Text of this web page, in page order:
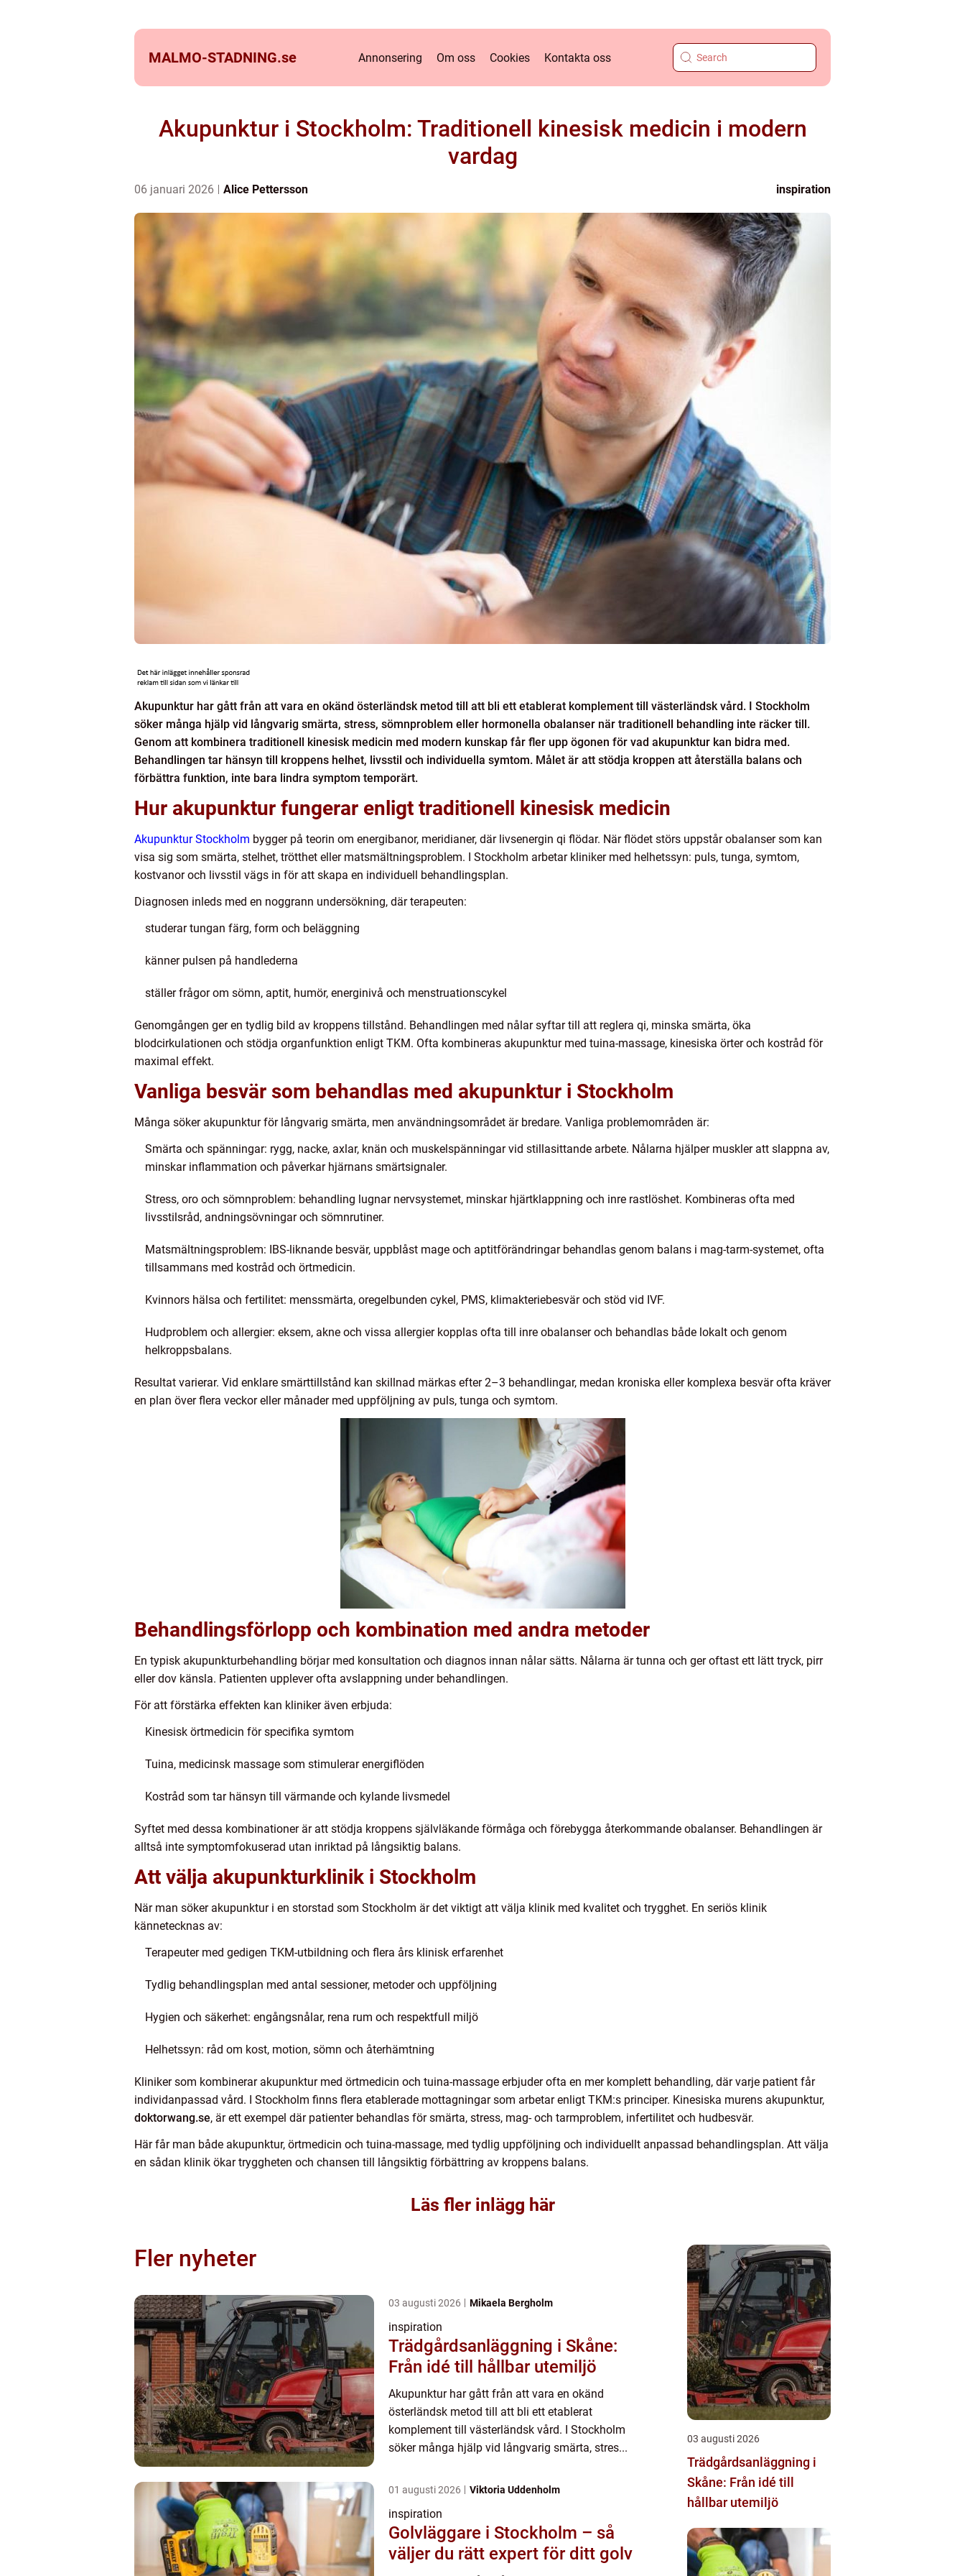
MALMO-STADNING.se Annonsering Om oss Cookies Kontakta oss
Akupunktur i Stockholm: Traditionell kinesisk medicin i modern
vardag
06 januari 2026 Alice Pettersson inspiration
Akupunktur har gått från att vara en okänd österländsk metod till att bli ett etablerat komplement till västerländsk vård. I Stockholm
söker många hjälp vid långvarig smärta, stress, sömnproblem eller hormonella obalanser när traditionell behandling inte räcker till.
Genom att kombinera traditionell kinesisk medicin med modern kunskap får fler upp ögonen för vad akupunktur kan bidra med.
Behandlingen tar hänsyn till kroppens helhet, livsstil och individuella symtom. Målet är att stödja kroppen att återställa balans och
förbättra funktion, inte bara lindra symptom temporärt.
Hur akupunktur fungerar enligt traditionell kinesisk medicin
Akupunktur Stockholm bygger på teorin om energibanor, meridianer, där livsenergin qi flödar. När flödet störs uppstår obalanser som kan
visa sig som smärta, stelhet, trötthet eller matsmältningsproblem. I Stockholm arbetar kliniker med helhetssyn: puls, tunga, symtom,
kostvanor och livsstil vägs in för att skapa en individuell behandlingsplan.
Diagnosen inleds med en noggrann undersökning, där terapeuten:
studerar tungan färg, form och beläggning
känner pulsen på handlederna
ställer frågor om sömn, aptit, humör, energinivå och menstruationscykel
Genomgången ger en tydlig bild av kroppens tillstånd. Behandlingen med nålar syftar till att reglera qi, minska smärta, öka
blodcirkulationen och stödja organfunktion enligt TKM. Ofta kombineras akupunktur med tuina-massage, kinesiska örter och kostråd för
maximal effekt.
Vanliga besvär som behandlas med akupunktur i Stockholm
Många söker akupunktur för långvarig smärta, men användningsområdet är bredare. Vanliga problemområden är:
Smärta och spänningar: rygg, nacke, axlar, knän och muskelspänningar vid stillasittande arbete. Nålarna hjälper muskler att slappna av,
minskar inflammation och påverkar hjärnans smärtsignaler.
Stress, oro och sömnproblem: behandling lugnar nervsystemet, minskar hjärtklappning och inre rastlöshet. Kombineras ofta med
livsstilsråd, andningsövningar och sömnrutiner.
Matsmältningsproblem: IBS-liknande besvär, uppblåst mage och aptitförändringar behandlas genom balans i mag-tarm-systemet, ofta
tillsammans med kostråd och örtmedicin.
Kvinnors hälsa och fertilitet: menssmärta, oregelbunden cykel, PMS, klimakteriebesvär och stöd vid IVF.
Hudproblem och allergier: eksem, akne och vissa allergier kopplas ofta till inre obalanser och behandlas både lokalt och genom
helkroppsbalans.
Resultat varierar. Vid enklare smärttillstånd kan skillnad märkas efter 2–3 behandlingar, medan kroniska eller komplexa besvär ofta kräver
en plan över flera veckor eller månader med uppföljning av puls, tunga och symtom.
Behandlingsförlopp och kombination med andra metoder
En typisk akupunkturbehandling börjar med konsultation och diagnos innan nålar sätts. Nålarna är tunna och ger oftast ett lätt tryck, pirr
eller dov känsla. Patienten upplever ofta avslappning under behandlingen.
För att förstärka effekten kan kliniker även erbjuda:
Kinesisk örtmedicin för specifika symtom
Tuina, medicinsk massage som stimulerar energiflöden
Kostråd som tar hänsyn till värmande och kylande livsmedel
Syftet med dessa kombinationer är att stödja kroppens självläkande förmåga och förebygga återkommande obalanser. Behandlingen är
alltså inte symptomfokuserad utan inriktad på långsiktig balans.
Att välja akupunkturklinik i Stockholm
När man söker akupunktur i en storstad som Stockholm är det viktigt att välja klinik med kvalitet och trygghet. En seriös klinik
kännetecknas av:
Terapeuter med gedigen TKM-utbildning och flera års klinisk erfarenhet
Tydlig behandlingsplan med antal sessioner, metoder och uppföljning
Hygien och säkerhet: engångsnålar, rena rum och respektfull miljö
Helhetssyn: råd om kost, motion, sömn och återhämtning
Kliniker som kombinerar akupunktur med örtmedicin och tuina-massage erbjuder ofta en mer komplett behandling, där varje patient får
individanpassad vård. I Stockholm finns flera etablerade mottagningar som arbetar enligt TKM:s principer. Kinesiska murens akupunktur,
doktorwang.se, är ett exempel där patienter behandlas för smärta, stress, mag- och tarmproblem, infertilitet och hudbesvär.
Här får man både akupunktur, örtmedicin och tuina-massage, med tydlig uppföljning och individuellt anpassad behandlingsplan. Att välja
en sådan klinik ökar tryggheten och chansen till långsiktig förbättring av kroppens balans.
Läs fler inlägg här
Fler nyheter
03 augusti 2026 Mikaela Bergholm
inspiration
Trädgårdsanläggning i Skåne:
Från idé till hållbar utemiljö
Akupunktur har gått från att vara en okänd
österländsk metod till att bli ett etablerat
komplement till västerländsk vård. I Stockholm
söker många hjälp vid långvarig smärta, stres...
01 augusti 2026 Viktoria Uddenholm
inspiration
Golvläggare i Stockholm – så
väljer du rätt expert för ditt golv
03 augusti 2026
Trädgårdsanläggning i
Skåne: Från idé till
hållbar utemiljö